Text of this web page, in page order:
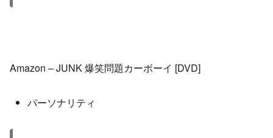
Amazon – JUNK 爆笑問題カーボーイ [DVD]
パーソナリティ